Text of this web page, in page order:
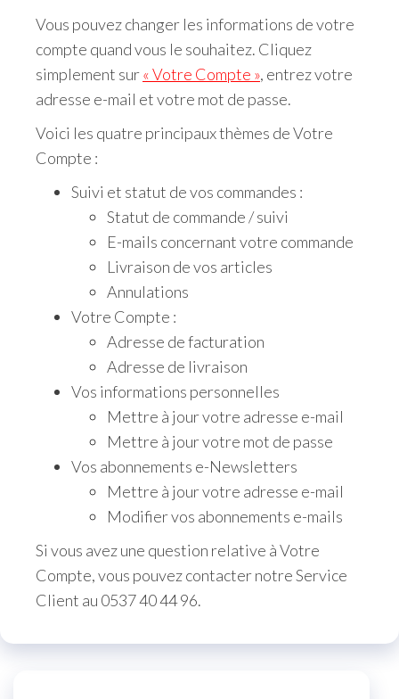
Vous pouvez changer les informations de votre
compte quand vous le souhaitez. Cliquez
simplement sur« Votre Compte », entrez votre
adresse e-mail et votre mot de passe.
Voici les quatre principaux thèmes de Votre
Compte :
Suivi et statut de vos commandes :
Statut de commande / suivi
E-mails concernant votre commande
Livraison de vos articles
Annulations
Votre Compte :
Adresse de facturation
Adresse de livraison
Vos informations personnelles
Mettre à jour votre adresse e-mail
Mettre à jour votre mot de passe
Vos abonnements e-Newsletters
Mettre à jour votre adresse e-mail
Modifier vos abonnements e-mails
Si vous avez une question relative à Votre
Compte, vous pouvez contacter notre Service
Client au 0537 40 44 96.